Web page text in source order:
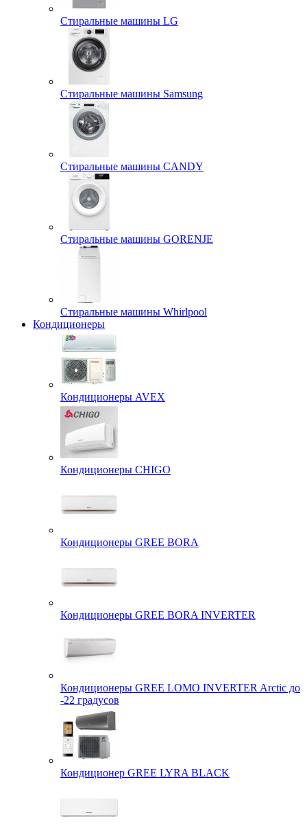
Стиральные машины LG
Стиральные машины Samsung
Стиральные машины CANDY
Стиральные машины GORENJE
Стиральные машины Whirlpool
Кондиционеры
Кондиционеры AVEX
Кондиционеры CHIGO
Кондиционеры GREE BORA
Кондиционеры GREE BORA INVERTER
Кондиционеры GREE LOMO INVERTER Arctic до
-22 градусов
Кондиционер GREE LYRA BLACK